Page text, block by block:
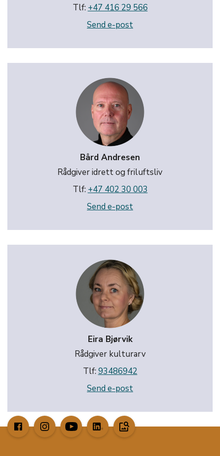
Tlf: +47 416 29 566
Send e-post
Bård Andresen
Rådgiver idrett og friluftsliv
Tlf: +47 402 30 003
Send e-post
Eira Bjørvik
Rådgiver kulturarv
Tlf: 93486942
Send e-post
image_search